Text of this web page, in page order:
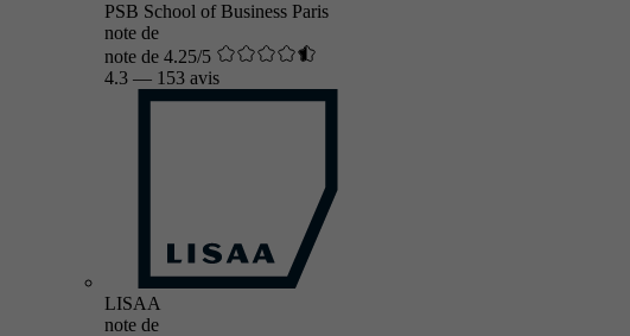
PSB School of Business Paris
note de
note de 4.25/5
4.3 — 153 avis
LISAA
note de